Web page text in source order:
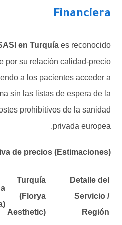
Financiera
en Turquíaes reconocido
por su relación calidad-precio
a los pacientes acceder a
sin las listas de espera de la
prohibitivos de la sanidad
privada europea.
de precios (Estimaciones):
Detalle del
Servicio /
Región
Turquía
(Florya
Aesthetic)